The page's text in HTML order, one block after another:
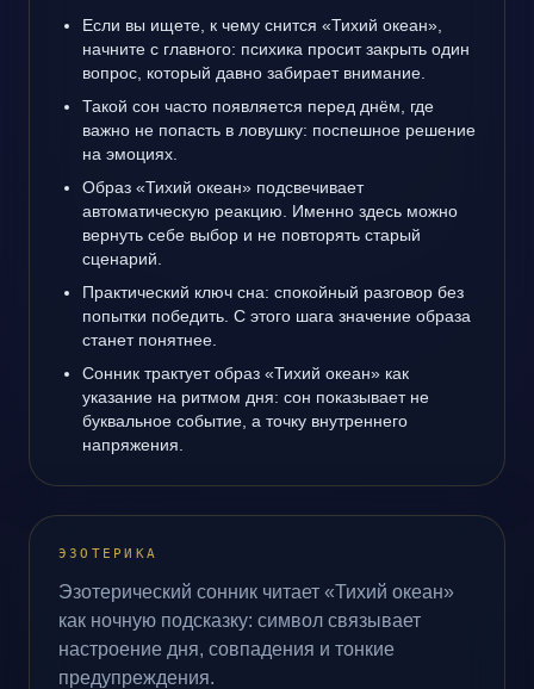
Если вы ищете, к чему снится «Тихий океан»,
начните с главного: психика просит закрыть один
вопрос, который давно забирает внимание.
Такой сон часто появляется перед днём, где
важно не попасть в ловушку: поспешное решение
на эмоциях.
Образ «Тихий океан» подсвечивает
автоматическую реакцию. Именно здесь можно
вернуть себе выбор и не повторять старый
сценарий.
Практический ключ сна: спокойный разговор без
попытки победить. С этого шага значение образа
станет понятнее.
Сонник трактует образ «Тихий океан» как
указание на ритмом дня: сон показывает не
буквальное событие, а точку внутреннего
напряжения.
ЭЗОТЕРИКА
Эзотерический сонник читает «Тихий океан»
как ночную подсказку: символ связывает
настроение дня, совпадения и тонкие
предупреждения.